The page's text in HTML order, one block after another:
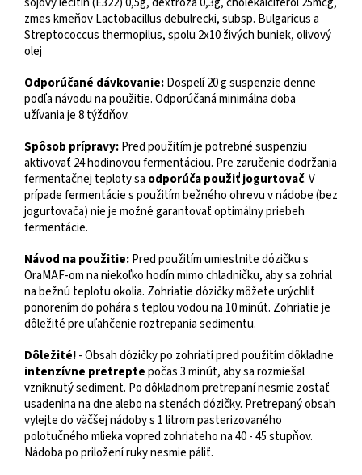
zmes kmeňov Lactobacillus debulrecki, subsp. Bulgaricus a
Streptococcus thermopilus, spolu 2x10 živých buniek, olivový
olej
Odporúčané dávkovanie:Dospelí 20 g suspenzie denne
podľa návodu na použitie. Odporúčaná minimálna doba
užívania je 8 týždňov.
Spôsob prípravy:Pred použitím je potrebné suspenziu
aktivovať 24 hodinovou fermentáciou. Pre zaručenie dodržania
fermentačnej teploty sa odporúča použiť jogurtovač. V
prípade fermentácie s použitím bežného ohrevu v nádobe (bez
jogurtovača) nie je možné garantovať optimálny priebeh
fermentácie.
Návod na použitie:Pred použitím umiestnite dózičku s
OraMAF-om na niekoľko hodín mimo chladničku, aby sa zohrial
na bežnú teplotu okolia. Zohriatie dózičky môžete urýchliť
ponorením do pohára s teplou vodou na 10 minút. Zohriatie je
dôležité pre uľahčenie roztrepania sedimentu.
Dôležité!- Obsah dózičky po zohriatí pred použitím dôkladne
intenzívne pretreptepočas 3 minút, aby sa rozmiešal
vzniknutý sediment. Po dôkladnom pretrepaní nesmie zostať
usadenina na dne alebo na stenách dózičky. Pretrepaný obsah
vylejte do väčšej nádoby s 1 litrom pasterizovaného
polotučného mlieka vopred zohriateho na 40 - 45 stupňov.
Nádoba po priložení ruky nesmie páliť.